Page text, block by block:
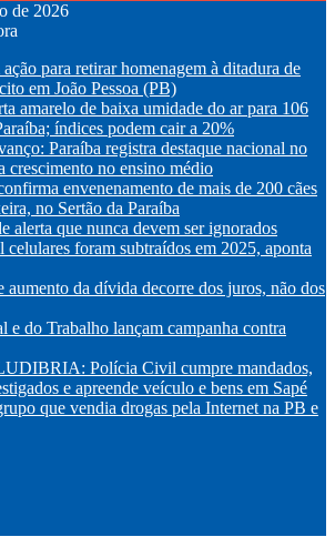
de 2026
para retirar homenagem à ditadura de
em João Pessoa (PB)
amarelo de baixa umidade do ar para 106
índices podem cair a 20%
Paraíba registra destaque nacional no
crescimento no ensino médio
envenenamento de mais de 200 cães
no Sertão da Paraíba
alerta que nunca devem ser ignorados
foram subtraídos em 2025, aponta
aumento da dívida decorre dos juros, não dos
e do Trabalho lançam campanha contra
Polícia Civil cumpre mandados,
e apreende veículo e bens em Sapé
que vendia drogas pela Internet na PB e